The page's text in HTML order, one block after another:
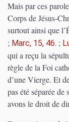
Mais par ces
Corps de Jésus-
surtout ainsi que
; Marc, 15, 46. ;
qui a reçu la
règle de la Foi
d’une Vierge. Et
pas été séparée
avons le droit de